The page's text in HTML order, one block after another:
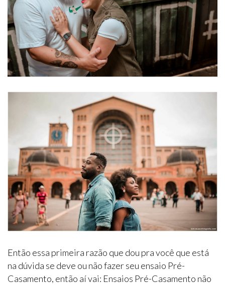
Então essa primeira razão que dou pra você que está
na dúvida se deve ou não fazer seu ensaio Pré-
Casamento, então aí vai: Ensaios Pré-Casamento não